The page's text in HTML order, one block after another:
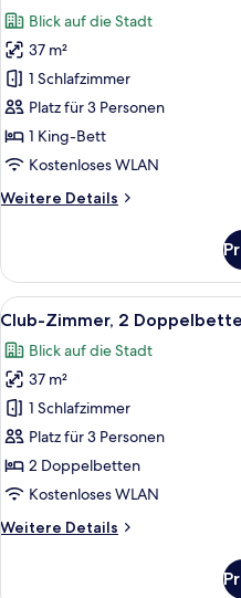
für
Club-
Zimmer,
1 King-
Bett,
Stadtblick
Blick auf die Stadt
37 m²
1 Schlafzimmer
Platz für 3 Personen
1 King-Bett
Kostenloses WLAN
Weitere Details
Weitere
Zimmer,
1 King-
Bett,
Alle
Fotos
für
Club-
Zimmer,
2 Doppelbetten,
Stadtblick
anzeigen
8
Club-Zimmer, 2
Blick auf die Stadt
37 m²
1 Schlafzimmer
Platz für 3 Personen
2 Doppelbetten
Kostenloses WLAN
Weitere Details
Weitere